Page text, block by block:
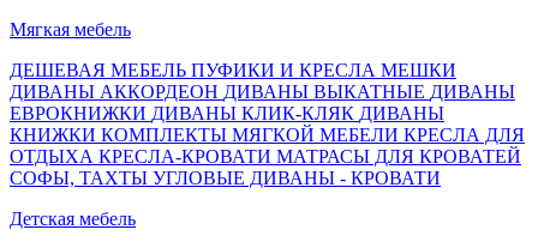
Мягкая мебель
ДЕШЕВАЯ МЕБЕЛЬ ПУФИКИ И КРЕСЛА МЕШКИ
ДИВАНЫ АККОРДЕОН ДИВАНЫ ВЫКАТНЫЕ ДИВАНЫ
ЕВРОКНИЖКИ ДИВАНЫ КЛИК-КЛЯК ДИВАНЫ
КНИЖКИ КОМПЛЕКТЫ МЯГКОЙ МЕБЕЛИ КРЕСЛА ДЛЯ
ОТДЫХА КРЕСЛА-КРОВАТИ МАТРАСЫ ДЛЯ КРОВАТЕЙ
СОФЫ, ТАХТЫ УГЛОВЫЕ ДИВАНЫ - КРОВАТИ
Детская мебель